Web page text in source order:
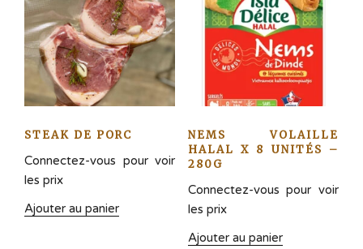
STEAK DE PORC
Connectez-vous pour voir
les prix
Ajouter au panier
NEMS VOLAILLE
HALAL X 8 UNITÉS –
280G
Connectez-vous pour voir
les prix
Ajouter au panier